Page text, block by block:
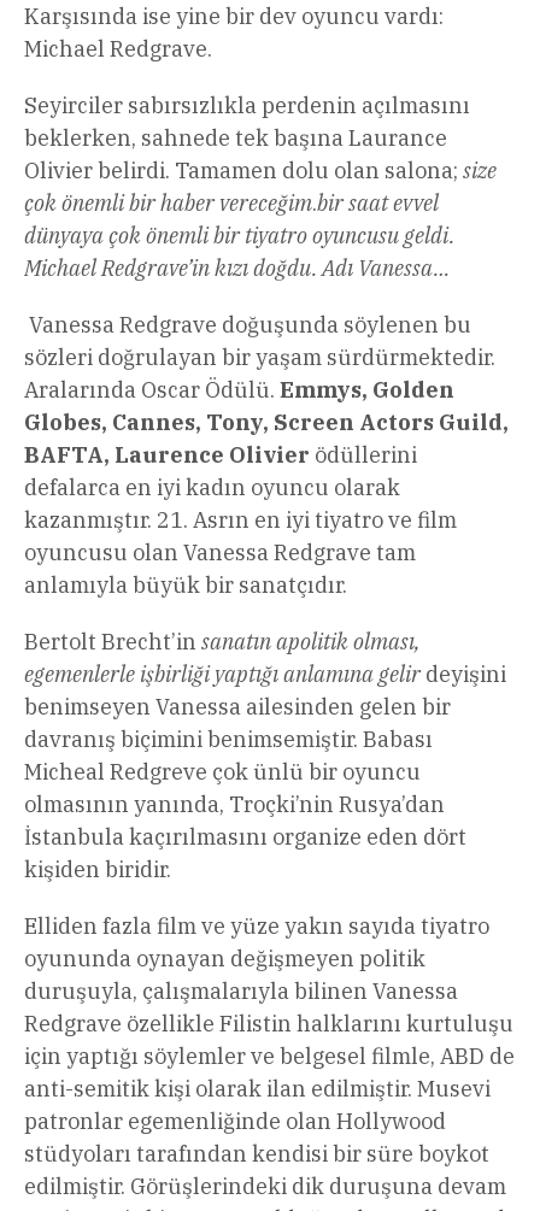
Karşısında ise yine bir dev oyuncu vardı:
Michael Redgrave.
Seyirciler sabırsızlıkla perdenin açılmasını
beklerken, sahnede tek başına Laurance
Olivier belirdi. Tamamen dolu olan salona; size
çok önemli bir haber vereceğim.bir saat evvel
dünyaya çok önemli bir tiyatro oyuncusu geldi.
Michael Redgrave’in kızı doğdu. Adı Vanessa…
Vanessa Redgrave doğuşunda söylenen bu
sözleri doğrulayan bir yaşam sürdürmektedir.
Aralarında Oscar Ödülü. Emmys, Golden
Globes, Cannes, Tony, Screen Actors Guild,
BAFTA, Laurence Olivier ödüllerini
defalarca en iyi kadın oyuncu olarak
kazanmıştır. 21. Asrın en iyi tiyatro ve film
oyuncusu olan Vanessa Redgrave tam
anlamıyla büyük bir sanatçıdır.
Bertolt Brecht’in sanatın apolitik olması,
egemenlerle işbirliği yaptığı anlamına gelirdeyişini
benimseyen Vanessa ailesinden gelen bir
davranış biçimini benimsemiştir. Babası
Micheal Redgreve çok ünlü bir oyuncu
olmasının yanında, Troçki’nin Rusya’dan
İstanbula kaçırılmasını organize eden dört
kişiden biridir.
Elliden fazla film ve yüze yakın sayıda tiyatro
oyununda oynayan değişmeyen politik
duruşuyla, çalışmalarıyla bilinen Vanessa
Redgrave özellikle Filistin halklarını kurtuluşu
için yaptığı söylemler ve belgesel filmle, ABD de
anti-semitik kişi olarak ilan edilmiştir. Musevi
patronlar egemenliğinde olan Hollywood
stüdyoları tarafından kendisi bir süre boykot
edilmiştir. Görüşlerindeki dik duruşuna devam